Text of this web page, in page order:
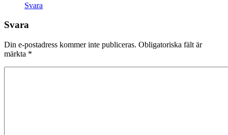
Svara
Svara
Din e-postadress kommer inte publiceras. Obligatoriska fält är
märkta *